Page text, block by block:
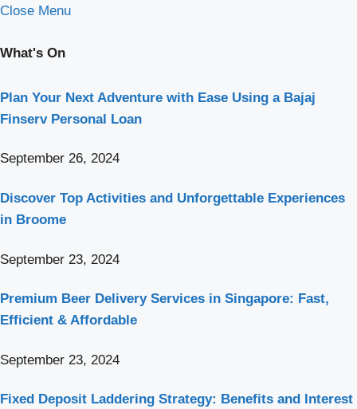
Close Menu
What's On
Plan Your Next Adventure with Ease Using a Bajaj
Finserv Personal Loan
September 26, 2024
Discover Top Activities and Unforgettable Experiences
in Broome
September 23, 2024
Premium Beer Delivery Services in Singapore: Fast,
Efficient & Affordable
September 23, 2024
Fixed Deposit Laddering Strategy: Benefits and Interest